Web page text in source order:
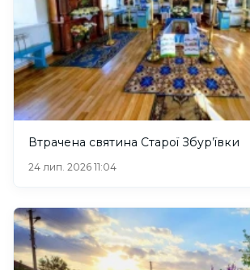
Втрачена святина Старої Збур’ївки
24 лип. 2026 11:04